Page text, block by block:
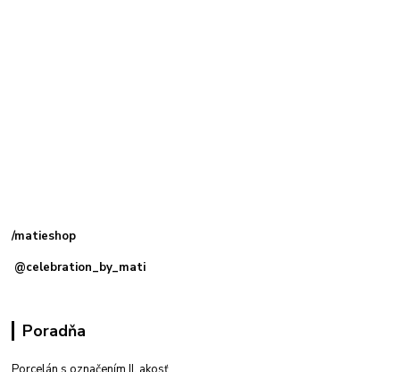
/matieshop
@celebration_by_mati
Poradňa